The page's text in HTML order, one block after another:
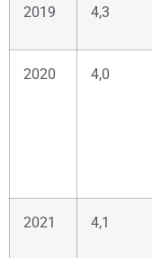
2019 4,3
2020 4,0
2021 4,1